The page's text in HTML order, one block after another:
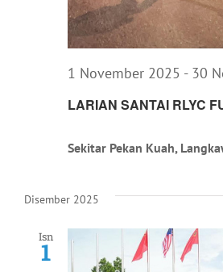
LARIAN SANTAI RLYC
1 November 2025 - 30
Sekitar Pekan Kuah,
Disember 2025
Isn
1